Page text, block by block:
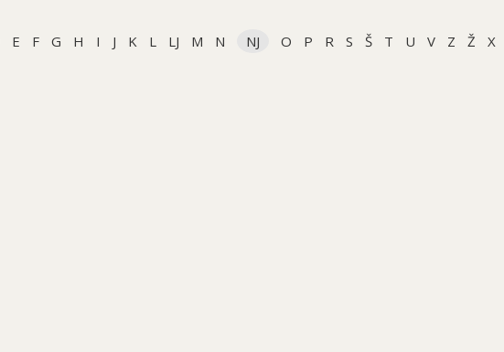
E F G H I J K L LJ M N NJ O P R S Š T U V Z Ž X